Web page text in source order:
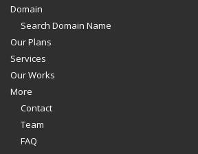
Domain
Search Domain Name
Our Plans
Services
Our Works
More
Contact
Team
FAQ